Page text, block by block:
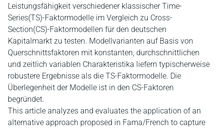
Leistungsfähigkeit verschiedener klassischer Time-
Series(TS)-Faktormodelle im Vergleich zu Cross-
Section(CS)-Faktormodellen für den deutschen
Kapitalmarkt zu testen. Modellvarianten auf Basis von
Querschnittsfaktoren mit konstanten, durchschnittlichen
und zeitlich variablen Charakteristika liefern typischerweise
robustere Ergebnisse als die TS-Faktormodelle. Die
Überlegenheit der Modelle ist in den CS-Faktoren
begründet.
This article analyzes and evaluates the application of an
alternative approach proposed in Fama/French to capture